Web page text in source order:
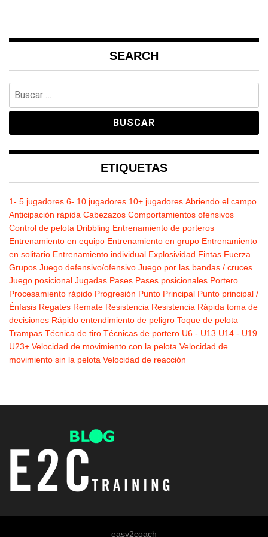
SEARCH
ETIQUETAS
1- 5 jugadores 6- 10 jugadores 10+ jugadores Abriendo el campo
Anticipación rápida Cabezazos Comportamientos ofensivos
Control de pelota Dribbling Entrenamiento de porteros
Entrenamiento en equipo Entrenamiento en grupo Entrenamiento
en solitario Entrenamiento individual Explosividad Fintas Fuerza
Grupos Juego defensivo/ofensivo Juego por las bandas / cruces
Juego posicional Jugadas Pases Pases posicionales Portero
Procesamiento rápido Progresión Punto Principal Punto principal /
Énfasis Regates Remate Resistencia Resistencia Rápida toma de
decisiones Rápido entendimiento de peligro Toque de pelota
Trampas Técnica de tiro Técnicas de portero U6 - U13 U14 - U19
U23+ Velocidad de movimiento con la pelota Velocidad de
movimiento sin la pelota Velocidad de reacción
easy2coach